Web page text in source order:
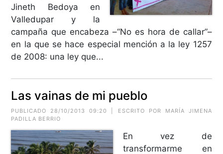
Jineth Bedoya en
Valledupar y la
campaña que encabeza –“No es hora de callar”–
en la que se hace especial mención a la ley 1257
de 2008: una ley que...
Las vainas de mi pueblo
PUBLICADO 28/10/2013 09:20 | ESCRITO POR MARÍA JIMENA
PADILLA BERRIO
En vez de
transformarme en